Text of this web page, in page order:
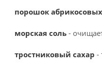
порошок
морская соль -
тростниковый сахар -